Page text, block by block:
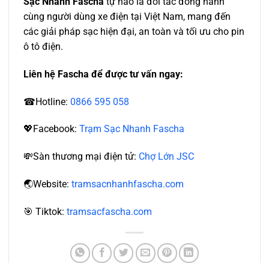
cùng người dùng xe điện tại Việt Nam, mang đến
các giải pháp sạc hiện đại, an toàn và tối ưu cho pin
ô tô điện.
Liên hệ Fascha để được tư vấn ngay:
☎Hotline: 0866 595 058
💖Facebook: Trạm Sạc Nhanh Fascha
💸Sàn thương mại điện tử: Chợ Lớn JSC
🌏Website: tramsacnhanhfascha.com
🎯 Tiktok: tramsacfascha.com